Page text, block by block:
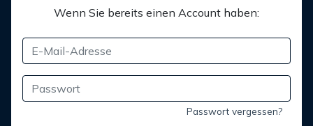
Wenn Sie bereits einen Account haben:
Passwort vergessen?